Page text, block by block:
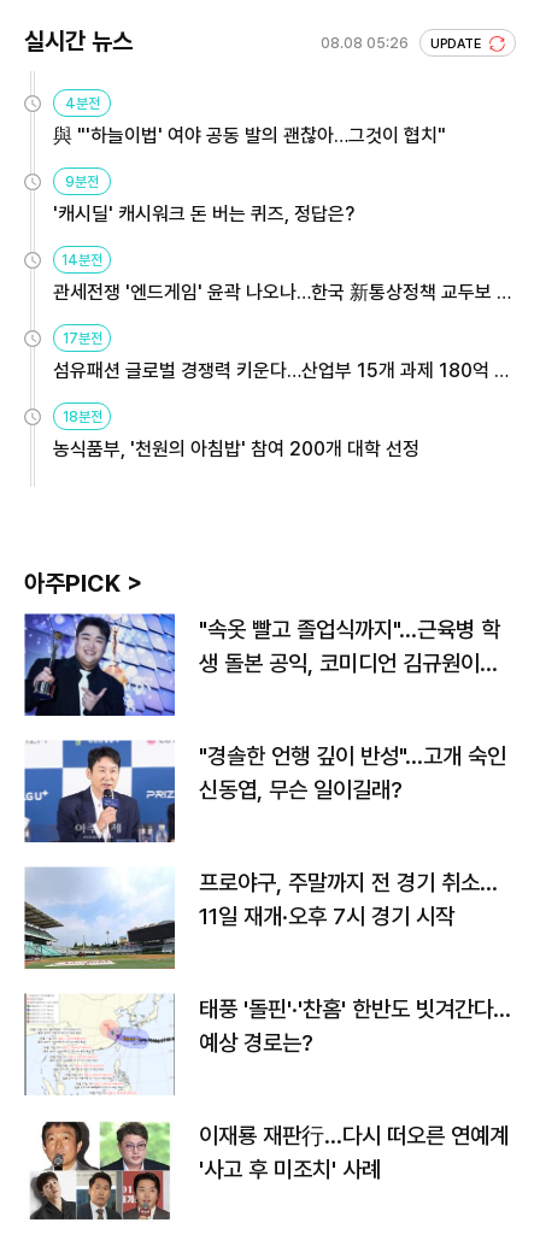
실시간 뉴스 08.08 05:26 UPDATE
4분전
與 "'하늘이법' 여야 공동 발의 괜찮아…그것이 협치"
9분전
'캐시딜' 캐시워크 돈 버는 퀴즈, 정답은?
14분전
관세전쟁 '엔드게임' 윤곽 나오나…한국 新통상정책 교두보 활
용해야
17분전
섬유패션 글로벌 경쟁력 키운다…산업부 15개 과제 180억 지
원
18분전
농식품부, '천원의 아침밥' 참여 200개 대학 선정
아주PICK >
"속옷 빨고 졸업식까지"…근육병 학
생 돌본 공익, 코미디언 김규원이었
"경솔한 언행 깊이 반성"…고개 숙인
신동엽, 무슨 일이길래?
프로야구, 주말까지 전 경기 취소…
11일 재개·오후 7시 경기 시작
태풍 '돌핀'·'찬홈' 한반도 빗겨간다…
예상 경로는?
이재룡 재판行…다시 떠오른 연예계
'사고 후 미조치' 사례